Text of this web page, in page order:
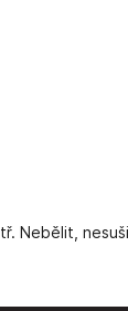
Nebělit,